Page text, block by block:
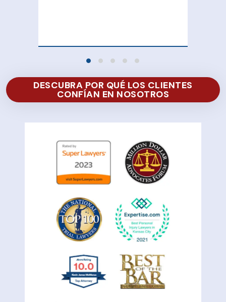
DESCUBRA POR QUÉ LOS CLIENTES
CONFÍAN EN NOSOTROS